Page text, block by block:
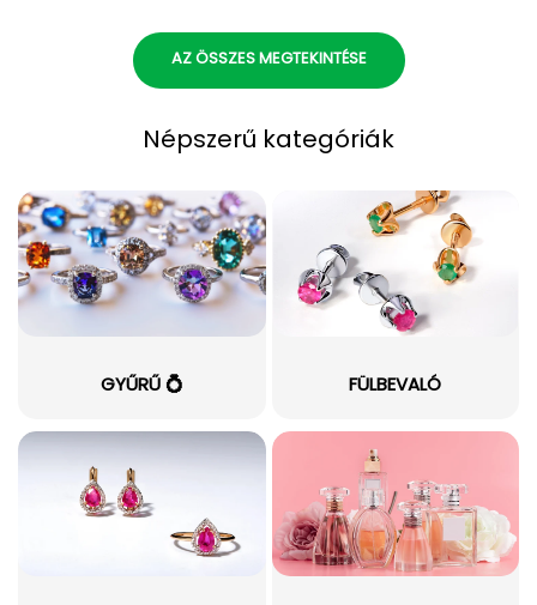
AZ ÖSSZES MEGTEKINTÉSE
Népszerű kategóriák
GYŰRŰ 💍 FÜLBEVALÓ